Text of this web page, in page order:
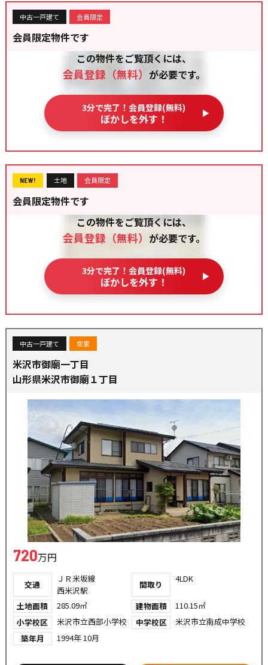
中古一戸建て 会員限定
会員限定物件です
この物件をご覧頂くには、
会員登録（無料） が必要です。
3分で完了！会員登録(無料)
ぼかしを外す！
NEW! 土地 会員限定
会員限定物件です
この物件をご覧頂くには、
会員登録（無料） が必要です。
3分で完了！会員登録(無料)
ぼかしを外す！
中古一戸建て 空家
米沢市御廟一丁目
山形県米沢市御廟１丁目
720万円
交通
ＪＲ米坂線
西米沢駅
間取り
4LDK
土地面積 285.09㎡ 建物面積
110.15㎡
小学校区
米沢市立西部小学校 中学校区
米沢市立南成中学校
築年月
1994年 10月